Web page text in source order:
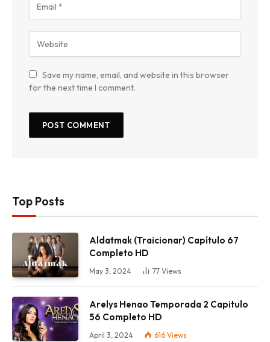
Save my name, email, and website in this browser
for the next time I comment.
Top Posts
Aldatmak (Traicionar) Capítulo 67
Completo HD
May 3, 2024 77 Views
Arelys Henao Temporada 2 Capitulo
56 Completo HD
April 3, 2024 616 Views